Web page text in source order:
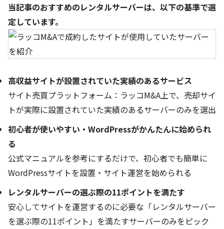
当記事のおすすめのレンタルサーバーは、以下の基準で選
定しています。
高収益サイトが設置されていた実績のあるサービス
サイト売買プラットフォーム：ラッコM&A上で、売却サイ
トが実際に設置されていた実績のあるサーバーのみを選出
初心者が使いやすい・WordPressがかんたんに始められ
る
公式マニュアルを参考にするだけで、初心者でも簡単に
WordPressサイトを設置・サイト運営を始められる
レンタルサーバーの選ぶ際の11ポイントを満たす
安心してサイトを運営するのに必要な「レンタルサーバー
を選ぶ際の11ポイント」を満たすサーバーのみをピック